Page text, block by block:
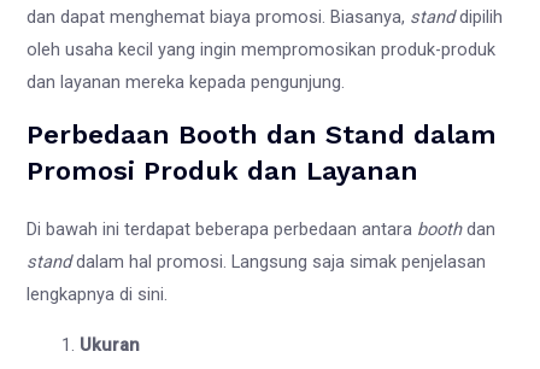
dan dapat menghemat biaya promosi. Biasanya, standdipilih
oleh usaha kecil yang ingin mempromosikan produk-produk
dan layanan mereka kepada pengunjung.
Perbedaan Booth dan Stand dalam
Promosi Produk dan Layanan
Di bawah ini terdapat beberapa perbedaan antara boothdan
standdalam hal promosi. Langsung saja simak penjelasan
lengkapnya di sini.
Ukuran